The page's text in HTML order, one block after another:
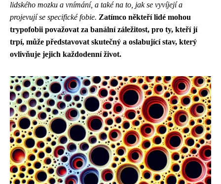
lidského mozku a vnímání, a také na to, jak se vyvíjejí a
projevují se specifické fobie. Zatímco někteří lidé mohou
trypofobii považovat za banální záležitost, pro ty, kteří jí
trpí, může představovat skutečný a oslabující stav, který
ovlivňuje jejich každodenní život.